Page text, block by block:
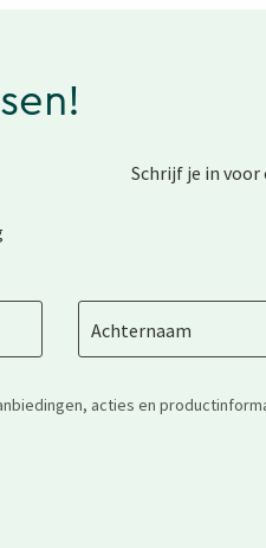
Schrijf je in
Achternaam
acties en